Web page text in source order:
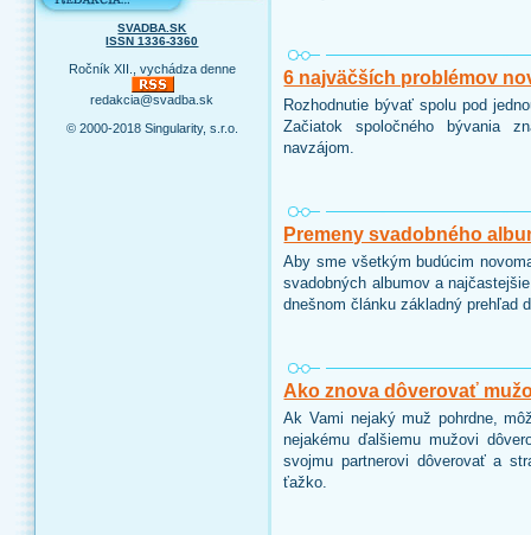
SVADBA.SK
ISSN 1336-3360
Ročník XII., vychádza denne
redakcia@svadba.sk
© 2000-2018 Singularity, s.r.o.
6 najväčších problémov
Rozhodnutie bývať spolu pod
Začiatok spoločného bývania
navzájom.
Premeny svadobného
Aby sme všetkým budúcim
svadobných albumov a
dnešnom článku základný prehľad
Ako znova dôverovať
Ak Vami nejaký muž pohrdne,
nejakému ďalšiemu mužovi
svojmu partnerovi dôverovať a
ťažko.